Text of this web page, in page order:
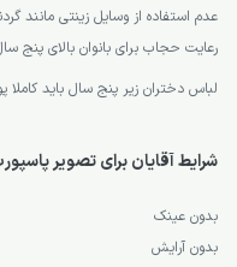
عدم استفاده از وسایل زینتی مانند
رعایت حجاب برای بانوان بالای پنج
لباس دختران زیر پنج سال باید
شرایط آقایان برای تصویر
بدون عینک
بدون آرایش